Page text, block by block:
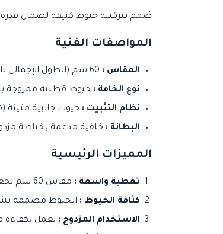
صُمم بتركيبة خيوط كثيفة لضمان قدرة
المواصفات الفنية
المقاس :
نوع الخامة : خيوط قطنية ممزوجة
نظام التثبيت : جيوب جانبية متينة (Pocket Mop) لسهولة التركيب والفك على الحوامل المعدنية أو البلاستيكية.
البطانة : خلفية مدعمة بخياطة
المميزات الرئيسية
تغطية واسعة : مقاس 60 سم يجعله يغطي مساحة كبيرة في المسحة الواحدة، مما يوفر 50% من وقت التنظيف مقارنة بالمساحات التقليدية.
كثافة الخيوط : الخيوط مصممة
الاستخدام المزدوج : يعمل بكفاءة